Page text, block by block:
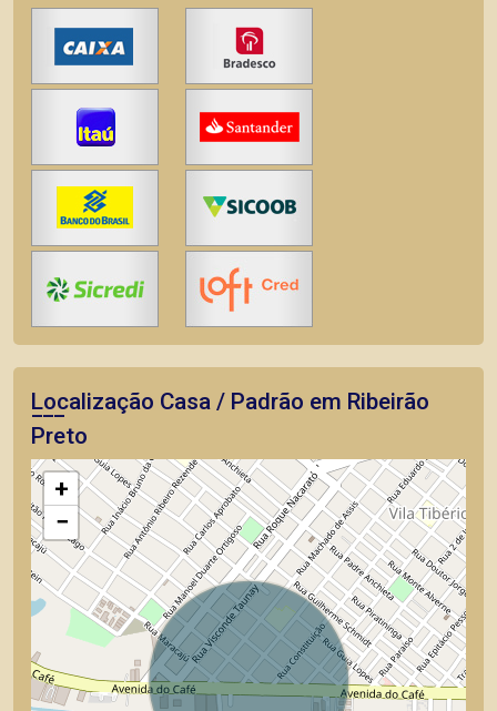
Localização Casa / Padrão em Ribeirão
Preto
+
−